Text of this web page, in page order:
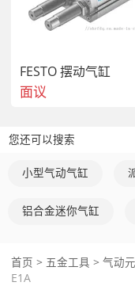
缓冲：弹性缓冲，
FESTO 摆动气缸
面议
您还可以搜索
小型气动气缸
铝合金迷你气缸
首页 > 五金工具 > 气动
E1A